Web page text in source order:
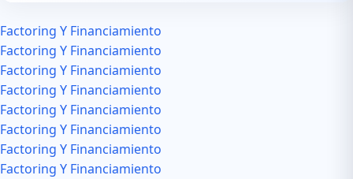
Factoring Y Financiamiento
Factoring Y Financiamiento
Factoring Y Financiamiento
Factoring Y Financiamiento
Factoring Y Financiamiento
Factoring Y Financiamiento
Factoring Y Financiamiento
Factoring Y Financiamiento